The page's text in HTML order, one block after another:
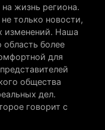
жизнь региона.
только новости,
изменений. Наша
область более
для
общества
дел.
говорит с